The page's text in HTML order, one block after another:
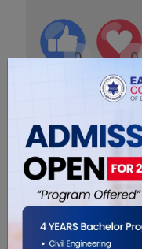
0 0